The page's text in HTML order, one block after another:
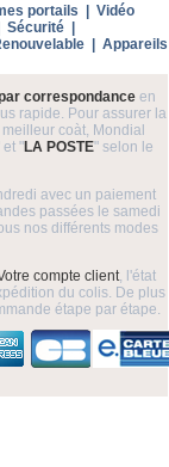
portails | Vidéo
Sécurité|
| Appareils
correspondanceen
rapide. Pour assurer la
coàt, Mondial
et "LA POSTE" selon le
avec un paiement
passées le samedi
nos différents modes
compte client , l'état
du colis. De plus
étape par étape.